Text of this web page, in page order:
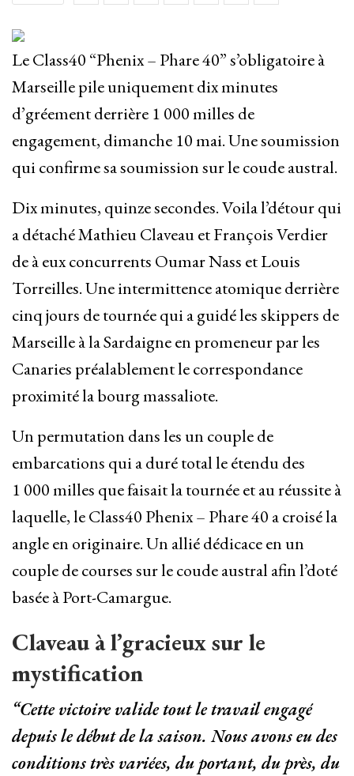
Le Class40 “Phenix – Phare 40” s’obligatoire à
Marseille pile uniquement dix minutes
d’gréement derrière 1 000 milles de
engagement, dimanche 10 mai. Une soumission
qui confirme sa soumission sur le coude austral.
Dix minutes, quinze secondes. Voila l’détour qui
a détaché Mathieu Claveau et François Verdier
de à eux concurrents Oumar Nass et Louis
Torreilles. Une intermittence atomique derrière
cinq jours de tournée qui a guidé les skippers de
Marseille à la Sardaigne en promeneur par les
Canaries préalablement le correspondance
proximité la bourg massaliote.
Un permutation dans les un couple de
embarcations qui a duré total le étendu des
1 000 milles que faisait la tournée et au réussite à
laquelle, le Class40 Phenix – Phare 40 a croisé la
angle en originaire. Un allié dédicace en un
couple de courses sur le coude austral afin l’doté
basée à Port-Camargue.
Claveau à l’gracieux sur le
mystification
“Cette victoire valide tout le travail engagé
depuis le début de la saison. Nous avons eu des
conditions très variées, du portant, du près, du